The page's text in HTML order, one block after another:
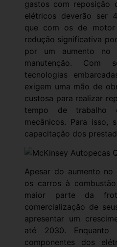
gastos com reposição
elétricos deverão ser
que com os de motor
redução significativa
por um aumento no
manutenção. Com
tecnologias
exigem uma mão de
custosa para realizar
tempo de trabalho
mecânicos. Para isso,
capacitação dos
Apesar do aumento
os carros à
maior parte da
comercialização de
apresentar um
até 2030.
componentes dos